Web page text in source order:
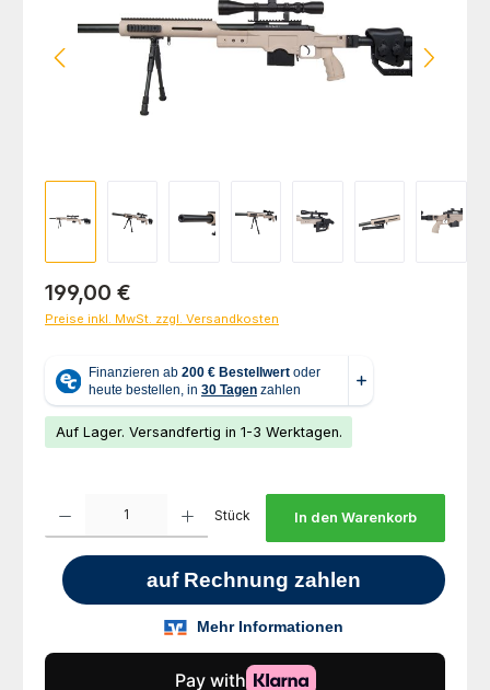
Regulärer Preis:
199,00 €
Preise inkl. MwSt. zzgl. Versandkosten
Auf Lager. Versandfertig in 1-3 Werktagen.
Stück In den Warenkorb